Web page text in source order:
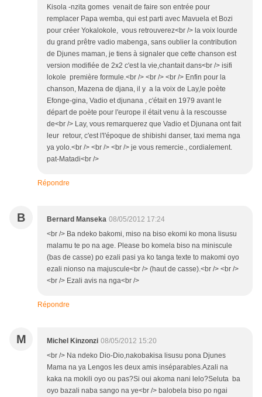
Kisola -nzita gomes venait de faire son entrée pour
remplacer Papa wemba, qui est parti avec Mavuela et Bozi
pour créer Yokalokole, vous retrouverez<br /> la voix lourde
du grand prêtre vadio mabenga, sans oublier la contribution
de Djunes maman, je tiens à signaler que cette chanson est
version modifiée de 2x2 c'est la vie,chantait dans<br /> isifi
lokole première formule.<br /> <br /> <br /> Enfin pour la
chanson, Mazena de djana, il y a la voix de Lay,le poète
Efonge-gina, Vadio et djunana , c'était en 1979 avant le
départ de poète pour l'europe il était venu à la rescousse
de<br /> Lay, vous remarquerez que Vadio et Djunana ont fait
leur retour, c'est l'l'époque de shibishi danser, taxi mema nga
ya yolo.<br /> <br /> <br /> je vous remercie., cordialement.
pat-Matadi<br />
Répondre
B Bernard Manseka 08/05/2012 17:24
<br /> Ba ndeko bakomi, miso na biso ekomi ko mona lisusu
malamu te po na age. Please bo komela biso na miniscule
(bas de casse) po ezali pasi ya ko tanga texte to makomi oyo
ezali nionso na majuscule<br /> (haut de casse).<br /> <br />
<br /> Ezali avis na nga<br />
Répondre
M Michel Kinzonzi 08/05/2012 15:20
<br /> Na ndeko Dio-Dio,nakobakisa lisusu pona Djunes
Mama na ya Lengos les deux amis inséparables.Azali na
kaka na mokili oyo ou pas?Si oui akoma nani lelo?Seluta ba
oyo bazali naba sango na ye<br /> balobela biso po ngai